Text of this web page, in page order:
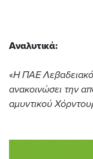
Αναλυτικά:
«Η ΠΑΕ
ανακοινώσει την
αμυντικού